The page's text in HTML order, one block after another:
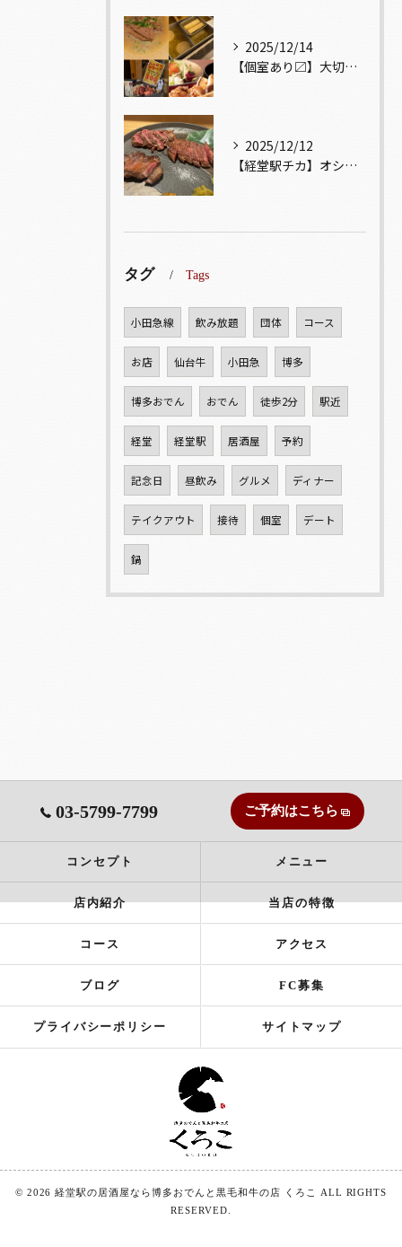
2025/12/14
【個室あり〼】大切な記念日、お祝い事でのご来店ぜひお待ちして...
2025/12/12
【経堂駅チカ】オシャレ居酒屋🏮自慢のお肉が楽しめる🐃お得なコ...
タグ Tags
小田急線 飲み放題 団体 コース
お店 仙台牛 小田急 博多
博多おでん おでん 徒歩2分 駅近
経堂 経堂駅 居酒屋 予約
記念日 昼飲み グルメ ディナー
テイクアウト 接待 個室 デート
鍋
03-5799-7799 ご予約はこちら
コンセプト メニュー
店内紹介 当店の特徴
コース アクセス
ブログ FC募集
プライバシーポリシー サイトマップ
© 2026 経堂駅の居酒屋なら博多おでんと黒毛和牛の店 くろこ ALL RIGHTS
RESERVED.